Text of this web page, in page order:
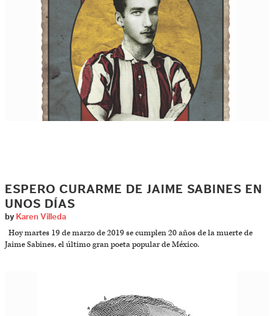
ESPERO CURARME DE JAIME SABINES EN
UNOS DÍAS
by Karen Villeda
Hoy martes 19 de marzo de 2019 se cumplen 20 años de la muerte de
Jaime Sabines, el último gran poeta popular de México.